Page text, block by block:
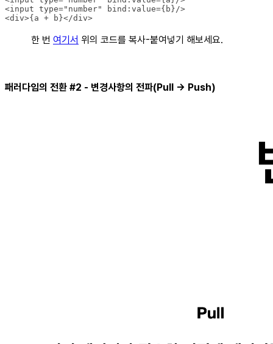
<div>{a + b}</div>
한 번 여기서 위의 코드를 복사-붙여넣기 해보세요.
패러다임의 전환 #2 - 변경사항의 전파(Pull → Push)